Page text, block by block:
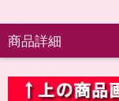
商品詳細